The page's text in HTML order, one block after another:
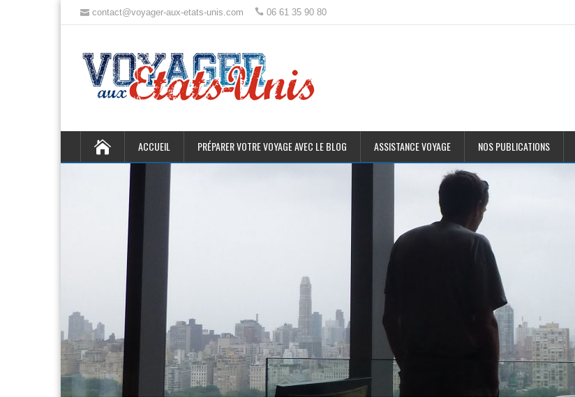
contact@voyager-aux-etats-unis.com 06 61 35 90 80
ACCUEIL PRÉPARER VOTRE VOYAGE AVEC LE BLOG ASSISTANCE VOYAGE NOS PUBLICATIONS